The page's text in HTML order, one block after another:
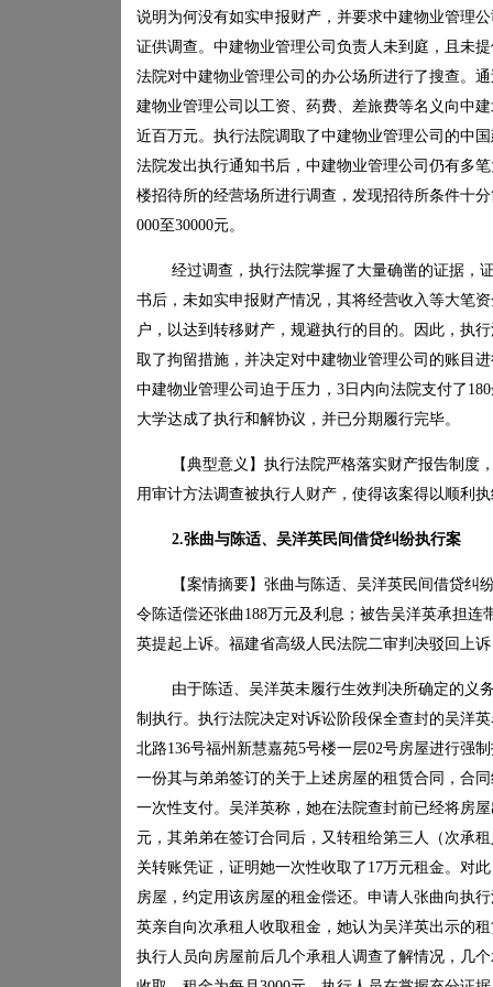
说明为何没有如实申报财产，并要求中建物业管理
证供调查。中建物业管理公司负责人未到庭，且未
法院对中建物业管理公司的办公场所进行了搜查。
建物业管理公司以工资、药费、差旅费等名义向中
近百万元。执行法院调取了中建物业管理公司的中
法院发出执行通知书后，中建物业管理公司仍有多
楼招待所的经营场所进行调查，发现招待所条件十
000至30000元。
经过调查，执行法院掌握了大量确凿的证据，
书后，未如实申报财产情况，其将经营收入等大笔
户，以达到转移财产，规避执行的目的。因此，执
取了拘留措施，并决定对中建物业管理公司的账目
中建物业管理公司迫于压力， 3 日内向法院支付了 180
大学达成了执行和解协议，并已分期履行完毕。
【典型意义】执行法院严格落实财产报告制度
用审计方法调查被执行人财产，使得该案得以顺利
2.张曲与陈适、吴洋英民间借贷纠纷执行案
【案情摘要】张曲与陈适、吴洋英民间借贷纠
令陈适偿还张曲 188万元及利息；被告吴洋英承担连
英提起上诉。福建省高级人民法院二审判决驳回上
由于陈适、吴洋英未履行生效判决所确定的义
制执行。执行法院决定对诉讼阶段保全查封的吴洋
北路136号福州新慧嘉苑5号楼一层02号房屋进行强
一份其与弟弟签订的关于上述房屋的租赁合同，合
一次性支付。吴洋英称，她在法院查封前已经将房
元，其弟弟在签订合同后，又转租给第三人（次承
关转账凭证，证明她一次性收取了 17万元租金。对
房屋，约定用该房屋的租金偿还。申请人张曲向执
英亲自向次承租人收取租金，她认为吴洋英出示的
执行人员向房屋前后几个承租人调查了解情况，几